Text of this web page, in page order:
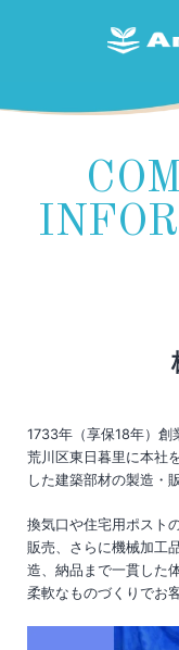
1733年（享保18年）創
荒川区東日暮里に本社
した建築部材の製造・
換気口や住宅用ポスト
販売、さらに機械加工
造、納品まで一貫した
柔軟なものづくりでお